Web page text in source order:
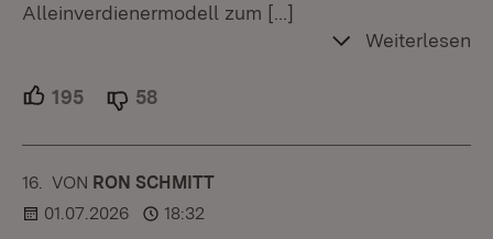
Alleinverdienermodell zum […]
Weiterlesen
195 Unterstützer.
58
16. KOMMENTAR
VON :RON SCHMITT
01.07.2026
18:32